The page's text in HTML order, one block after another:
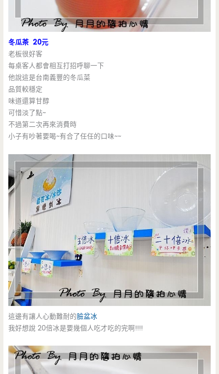
冬瓜茶 20元
老板很好客
每桌客人都會相互打招呼聊一下
他說這是台南義豐的冬瓜菜
品質較穩定
味道還算甘醇
可惜淡了點~
不過第二次再來消費時
小子有吵著要喝~有合了任任的口味~~
這邊有讓人心動難耐的臉盆冰
我好想說 20倍冰是要幾個人吃才吃的完啊!!!!